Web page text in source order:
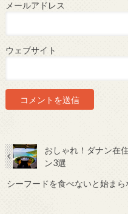
メールアドレス
ウェブサイト
おしゃれ！ダナン在
ン3選
シーフードを食べないと始ま